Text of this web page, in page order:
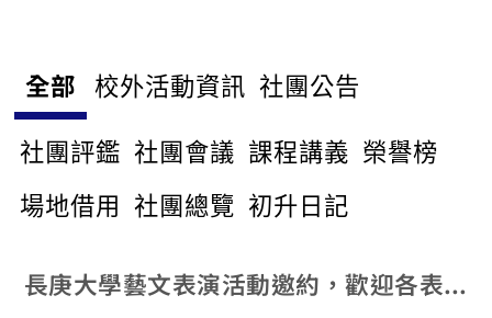
全部 校外活動資訊 社團公告
社團評鑑 社團會議 課程講義 榮譽榜
場地借用 社團總覽 初升日記
長庚大學藝文表演活動邀約，歡迎各表演團體聯繫接洽